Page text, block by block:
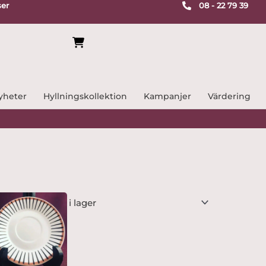
08 - 22 79 39
Hyllningskollektion Kampanjer Värdering